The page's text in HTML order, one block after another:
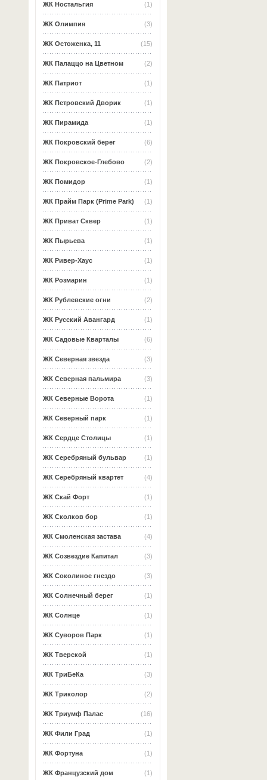
(1)
ЖК Ностальгия
(3)
ЖК Олимпия
(15)
ЖК Остоженка, 11
(2)
ЖК Палаццо на Цветном
(1)
ЖК Патриот
(1)
ЖК Петровский Дворик
(1)
ЖК Пирамида
(6)
ЖК Покровский берег
(2)
ЖК Покровское-Глебово
(1)
ЖК Помидор
(1)
ЖК Прайм Парк (Prime Park)
(1)
ЖК Приват Сквер
(1)
ЖК Пырьева
(1)
ЖК Ривер-Хаус
(1)
ЖК Розмарин
(2)
ЖК Рублевские огни
(1)
ЖК Русский Авангард
(6)
ЖК Садовые Кварталы
(3)
ЖК Северная звезда
(3)
ЖК Северная пальмира
(1)
ЖК Северные Ворота
(1)
ЖК Северный парк
(1)
ЖК Сердце Столицы
(1)
ЖК Серебряный бульвар
(4)
ЖК Серебряный квартет
(1)
ЖК Скай Форт
(1)
ЖК Сколков бор
(4)
ЖК Смоленская застава
(3)
ЖК Созвездие Капитал
(3)
ЖК Соколиное гнездо
(1)
ЖК Солнечный берег
(1)
ЖК Солнце
(1)
ЖК Суворов Парк
(1)
ЖК Тверской
(3)
ЖК ТриБеКа
(2)
ЖК Триколор
(16)
ЖК Триумф Палас
(1)
ЖК Фили Град
(1)
ЖК Фортуна
(1)
ЖК Французский дом